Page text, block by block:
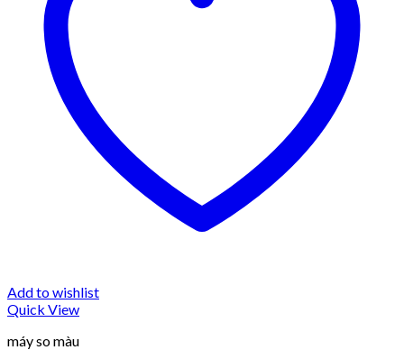
Add to wishlist
Quick View
máy so màu